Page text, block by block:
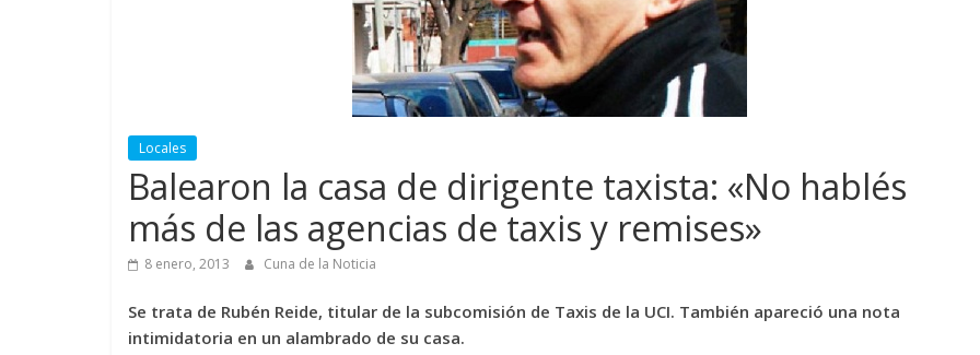
Locales
Balearon la casa de dirigente taxista: «No hablés
más de las agencias de taxis y remises»
8 enero, 2013 Cuna de la Noticia
Se trata de Rubén Reide, titular de la subcomisión de Taxis de la UCI. También apareció una nota
intimidatoria en un alambrado de su casa.